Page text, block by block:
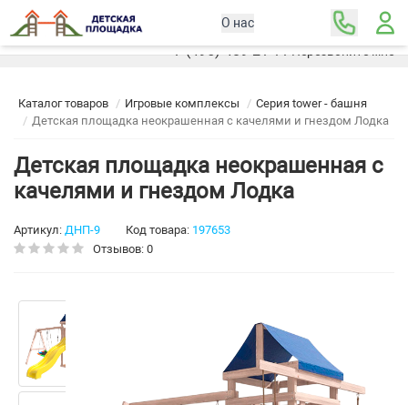
О нас
Москва
+7 (495) 489-21-11Перезвоните мне
Каталог товаров Игровые комплексы
Серия tower - башня
Детская площадка неокрашенная с качелями и гнездом Лодка
Детская площадка неокрашенная с
качелями и гнездом Лодка
Артикул: ДНП-9 Код товара: 197653
Отзывов: 0